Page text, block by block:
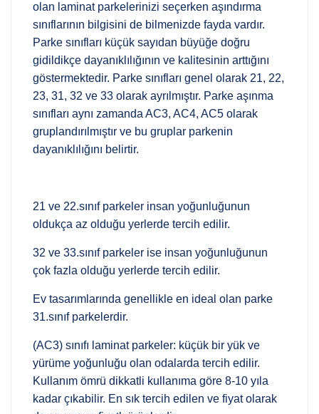
olan laminat parkelerinizi seçerken aşındırma
sınıflarının bilgisini de bilmenizde fayda vardır.
Parke sınıfları küçük sayıdan büyüğe doğru
gidildikçe dayanıklılığının ve kalitesinin arttığını
göstermektedir. Parke sınıfları genel olarak 21, 22,
23, 31, 32 ve 33 olarak ayrılmıştır. Parke aşınma
sınıfları aynı zamanda AC3, AC4, AC5 olarak
gruplandırılmıştır ve bu gruplar parkenin
dayanıklılığını belirtir.
21 ve 22.sınıf parkeler insan yoğunluğunun
oldukça az olduğu yerlerde tercih edilir.
32 ve 33.sınıf parkeler ise insan yoğunluğunun
çok fazla olduğu yerlerde tercih edilir.
Ev tasarımlarında genellikle en ideal olan parke
31.sınıf parkelerdir.
(AC3) sınıfı laminat parkeler: küçük bir yük ve
yürüme yoğunluğu olan odalarda tercih edilir.
Kullanım ömrü dikkatli kullanıma göre 8-10 yıla
kadar çıkabilir. En sık tercih edilen ve fiyat olarak